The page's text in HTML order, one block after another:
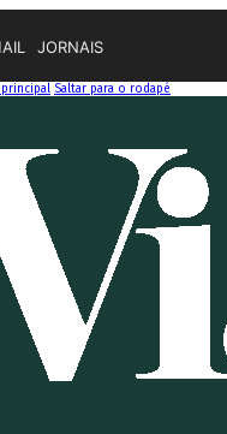
JORNAIS
Saltar para o rodapé